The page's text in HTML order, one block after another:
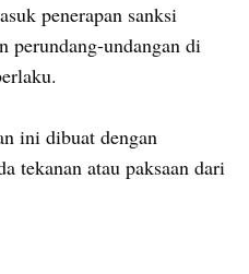
penerapan sanksi
perundang-undangan di
ini dibuat dengan
tekanan atau paksaan dari